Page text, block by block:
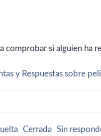
comprobar si alguien ha
y Respuestas sobre
Cerrada Sin